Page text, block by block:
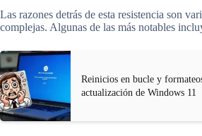
Las razones detrás de esta resistencia son
complejas. Algunas de las más notables
Reinicios en bucle y
actualización de Windows 11